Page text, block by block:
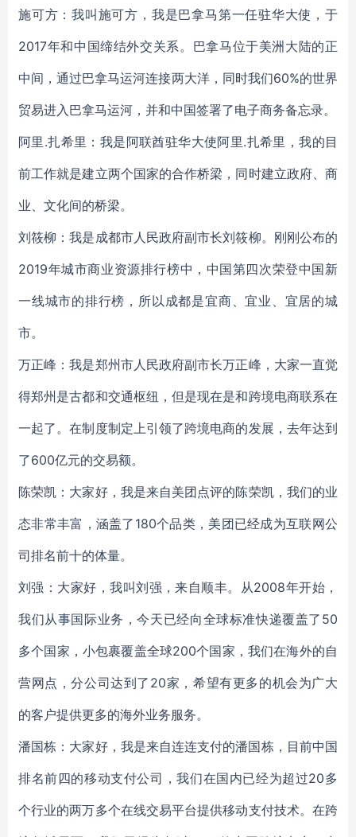
施可方：我叫施可方，我是巴拿马第一任驻华大使，于
2017年和中国缔结外交关系。巴拿马位于美洲大陆的正
中间，通过巴拿马运河连接两大洋，同时我们60%的世界
贸易进入巴拿马运河，并和中国签署了电子商务备忘录。
阿里.扎希里：我是阿联酋驻华大使阿里.扎希里，我的目
前工作就是建立两个国家的合作桥梁，同时建立政府、商
业、文化间的桥梁。
刘筱柳：我是成都市人民政府副市长刘筱柳。刚刚公布的
2019年城市商业资源排行榜中，中国第四次荣登中国新
一线城市的排行榜，所以成都是宜商、宜业、宜居的城
市。
万正峰：我是郑州市人民政府副市长万正峰，大家一直觉
得郑州是古都和交通枢纽，但是现在是和跨境电商联系在
一起了。在制度制定上引领了跨境电商的发展，去年达到
了600亿元的交易额。
陈荣凯：大家好，我是来自美团点评的陈荣凯，我们的业
态非常丰富，涵盖了180个品类，美团已经成为互联网公
司排名前十的体量。
刘强：大家好，我叫刘强，来自顺丰。从2008年开始，
我们从事国际业务，今天已经向全球标准快递覆盖了50
多个国家，小包裹覆盖全球200个国家，我们在海外的自
营网点，分公司达到了20家，希望有更多的机会为广大
的客户提供更多的海外业务服务。
潘国栋 ：大家好，我是来自连连支付的潘国栋，目前中国
排名前四的移动支付公司，我们在国内已经为超过20多
个行业的两万多个在线交易平台提供移动支付技术。在跨